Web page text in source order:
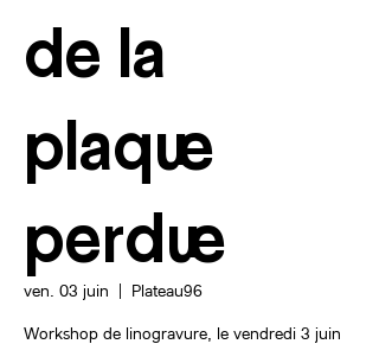
de la
plaque
perdue
ven. 03 juin Plateau96
Workshop de linogravure, le vendredi 3 juin